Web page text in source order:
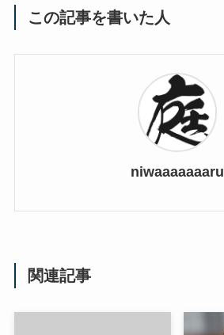
この記事を書いた人
niwaaaaaaaru
関連記事